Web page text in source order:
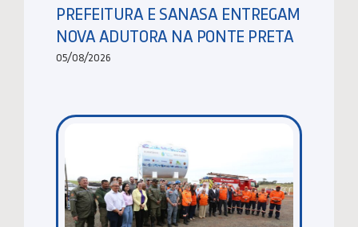
PREFEITURA E SANASA ENTREGAM
NOVA ADUTORA NA PONTE PRETA
05/08/2026